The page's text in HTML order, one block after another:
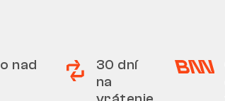
nad
30 dní
na